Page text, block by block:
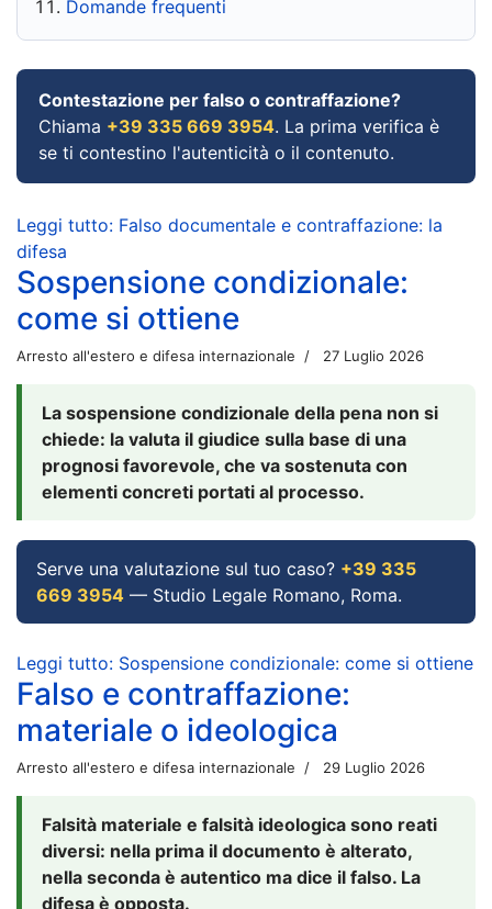
Domande frequenti
Contestazione per falso o contraffazione?
Chiama +39 335 669 3954. La prima verifica è
se ti contestino l'autenticità o il contenuto.
Leggi tutto: Falso documentale e contraffazione: la
difesa
Sospensione condizionale:
come si ottiene
Arresto all'estero e difesa internazionale 27 Luglio 2026
La sospensione condizionale della pena non si
chiede: la valuta il giudice sulla base di una
prognosi favorevole, che va sostenuta con
elementi concreti portati al processo.
Serve una valutazione sul tuo caso? +39 335
669 3954 — Studio Legale Romano, Roma.
Leggi tutto: Sospensione condizionale: come si ottiene
Falso e contraffazione:
materiale o ideologica
Arresto all'estero e difesa internazionale 29 Luglio 2026
Falsità materiale e falsità ideologica sono reati
diversi: nella prima il documento è alterato,
nella seconda è autentico ma dice il falso. La
difesa è opposta.